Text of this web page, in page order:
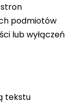
podmiotów
lub wyłączeń
tekstu